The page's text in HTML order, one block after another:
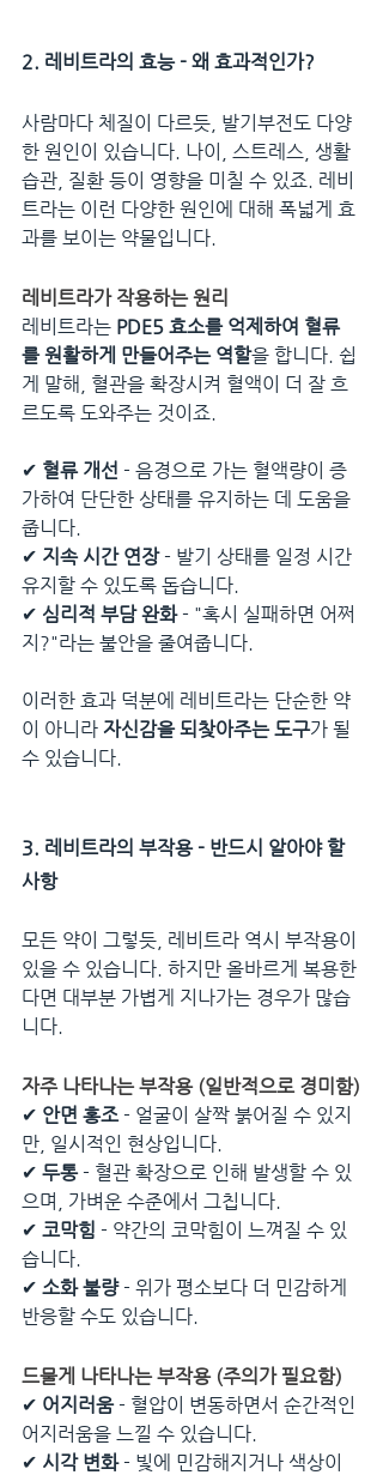
2. 레비트라의 효능 - 왜 효과적인가?
사람마다 체질이 다르듯, 발기부전도 다양
한 원인이 있습니다. 나이, 스트레스, 생활
습관, 질환 등이 영향을 미칠 수 있죠. 레비
트라는 이런 다양한 원인에 대해 폭넓게 효
과를 보이는 약물입니다.
레비트라가 작용하는 원리
레비트라는 PDE5 효소를 억제하여 혈류
를 원활하게 만들어주는 역할을 합니다. 쉽
게 말해, 혈관을 확장시켜 혈액이 더 잘 흐
르도록 도와주는 것이죠.
✔ 혈류 개선 - 음경으로 가는 혈액량이 증
가하여 단단한 상태를 유지하는 데 도움을
줍니다.
✔ 지속 시간 연장 - 발기 상태를 일정 시간
유지할 수 있도록 돕습니다.
✔ 심리적 부담 완화 - "혹시 실패하면 어쩌
지?"라는 불안을 줄여줍니다.
이러한 효과 덕분에 레비트라는 단순한 약
이 아니라 자신감을 되찾아주는 도구가 될
수 있습니다.
3. 레비트라의 부작용 - 반드시 알아야 할
사항
모든 약이 그렇듯, 레비트라 역시 부작용이
있을 수 있습니다. 하지만 올바르게 복용한
다면 대부분 가볍게 지나가는 경우가 많습
니다.
자주 나타나는 부작용 (일반적으로 경미함)
✔ 안면 홍조 - 얼굴이 살짝 붉어질 수 있지
만, 일시적인 현상입니다.
✔ 두통 - 혈관 확장으로 인해 발생할 수 있
으며, 가벼운 수준에서 그칩니다.
✔ 코막힘 - 약간의 코막힘이 느껴질 수 있
습니다.
✔ 소화 불량 - 위가 평소보다 더 민감하게
반응할 수도 있습니다.
드물게 나타나는 부작용 (주의가 필요함)
✔ 어지러움 - 혈압이 변동하면서 순간적인
어지러움을 느낄 수 있습니다.
✔ 시각 변화 - 빛에 민감해지거나 색상이